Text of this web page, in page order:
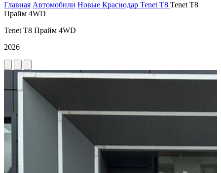
Главная Автомобили Новые Краснодар Tenet T8 Tenet T8
Прайм 4WD
Tenet T8 Прайм 4WD
2026